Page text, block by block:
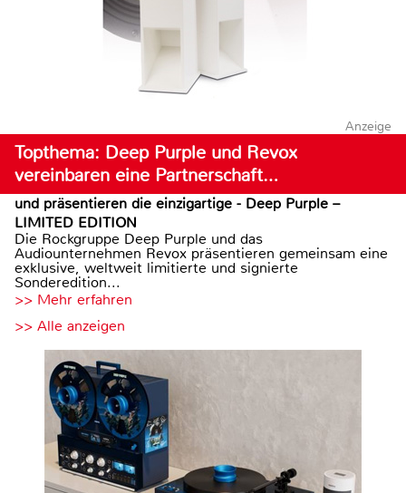
Anzeige
Topthema: Deep Purple und Revox
vereinbaren eine Partnerschaft…
und präsentieren die einzigartige - Deep Purple –
LIMITED EDITION
Die Rockgruppe Deep Purple und das
Audiounternehmen Revox präsentieren gemeinsam eine
exklusive, weltweit limitierte und signierte
Sonderedition...
>> Mehr erfahren
>> Alle anzeigen